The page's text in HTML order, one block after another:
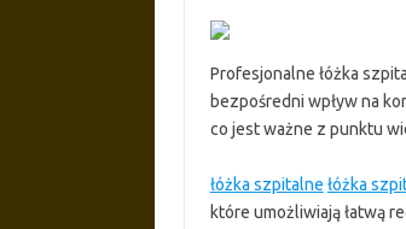
Profesjonalne łóżka
bezpośredni wpływ na
co jest ważne z punktu
łóżka szpitalne łóżka
które umożliwiają łatwą